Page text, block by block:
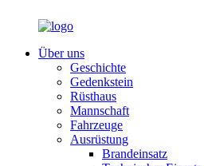
Über uns
Geschichte
Gedenkstein
Rüsthaus
Mannschaft
Fahrzeuge
Ausrüstung
Brandeinsatz